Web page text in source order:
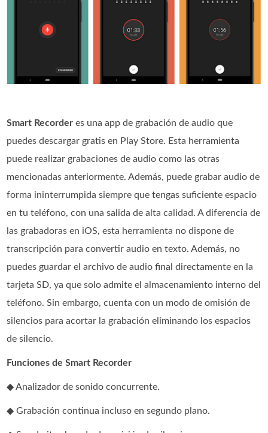
Smart Recorder es una app de grabación de audio que
puedes descargar gratis en Play Store. Esta herramienta
puede realizar grabaciones de audio como las otras
mencionadas anteriormente. Además, puede grabar audio de
forma ininterrumpida siempre que tengas suficiente espacio
en tu teléfono, con una salida de alta calidad. A diferencia de
las grabadoras en iOS, esta herramienta no dispone de
transcripción para convertir audio en texto. Además, no
puedes guardar el archivo de audio final directamente en la
tarjeta SD, ya que solo admite el almacenamiento interno del
teléfono. Sin embargo, cuenta con un modo de omisión de
silencios para acortar la grabación eliminando los espacios
de silencio.
Funciones de Smart Recorder
◆ Analizador de sonido concurrente.
◆ Grabación continua incluso en segundo plano.